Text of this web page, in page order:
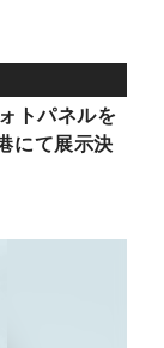
トパネルを
にて展示決